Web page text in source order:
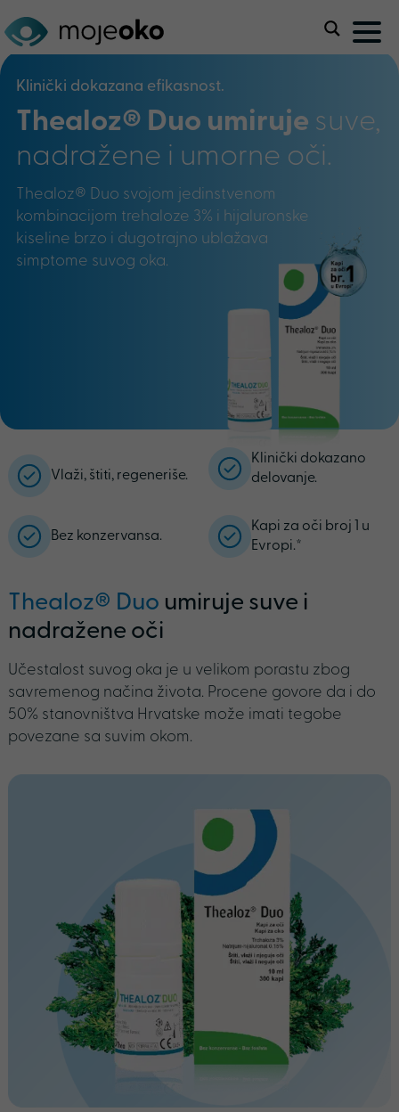
Klinički dokazana efikasnost.
Thealoz® Duo umiruje suve,
nadražene i umorne oči.
Thealoz® Duo svojom jedinstvenom
kombinacijom trehaloze 3% i hijaluronske
kiseline brzo i dugotrajno ublažava
simptome suvog oka.
Vlaži, štiti, regeneriše.
Klinički dokazano
delovanje.
Bez konzervansa.
Kapi za oči broj 1 u
Evropi.*
Thealoz® Duo umiruje suve i
nadražene oči
Učestalost suvog oka je u velikom porastu zbog
savremenog načina života. Procene govore da i do
50% stanovništva Hrvatske može imati tegobe
povezane sa suvim okom.